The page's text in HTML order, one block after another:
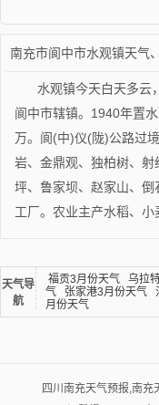
南充市阆中市水观镇天气
水观镇今天白天多
阆中市辖镇。1940年置
万。阆(中)仪(陇)公路过
岩、金鼎观、独柏树、
坪、鲁家坝、赵家山、
工厂。农业主产水稻、
天气导
航
福贡3月份天气 乌拉
气
张家港3月份天气
月份天气
四川南充天气预报,南